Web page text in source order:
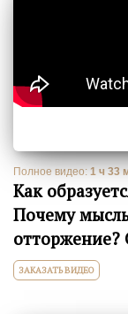
Полное видео: 1 ч 33
Как
Почему
отторжение?
ЗАКАЗАТЬ ВИДЕО